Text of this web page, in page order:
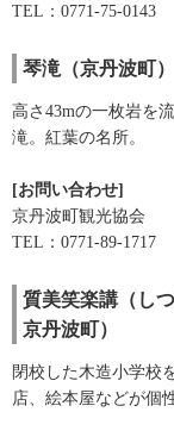
TEL：0771-75-0143
琴滝（京丹波町）
高さ43mの一枚岩を
滝。紅葉の名所。
[お問い合わせ]
京丹波町観光協会
TEL：0771-89-1717
質美笑楽講（し
京丹波町）
閉校した木造小学校
店、絵本屋などが個